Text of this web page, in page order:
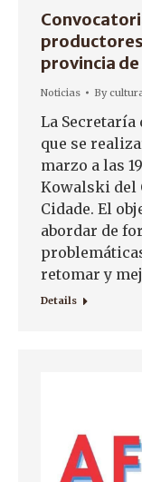
provincia
Noticias By
La
que se
marzo a las
Kowalski del
Cidade. El
abordar de
retomar y
Details